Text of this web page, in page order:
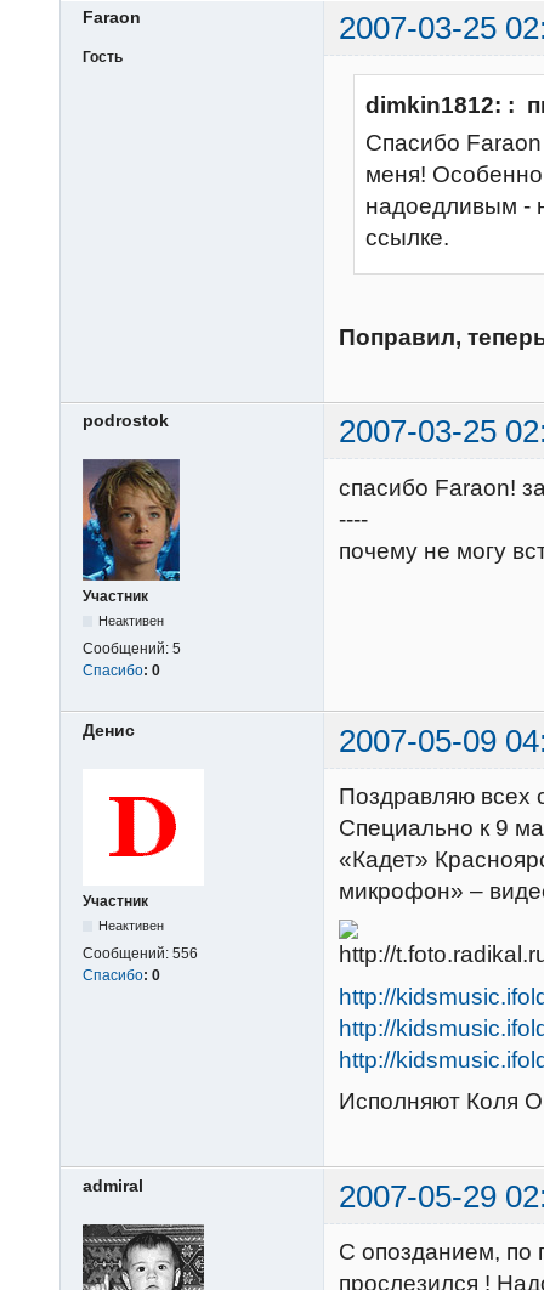
Faraon 2007-03-25
Гость
dimkin1812: :
Спасибо
меня!
надоедливым -
ссылке.
Поправил,
podrostok 2007-03-25
Участник
Неактивен
Сообщений: 5
Спасибо: 0
спасибо Faraon!
----
почему не могу
Денис 2007-05-09
Участник
Неактивен
Сообщений: 556
Спасибо: 0
Поздравляю всех
Специально к 9
«Кадет»
микрофон» –
http://
http://
http://
Исполняют Коля
admiral 2007-05-29
С опозданием, по
прослезился !